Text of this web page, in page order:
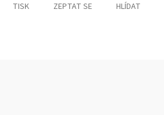
TISK ZEPTAT SE HLÍDAT